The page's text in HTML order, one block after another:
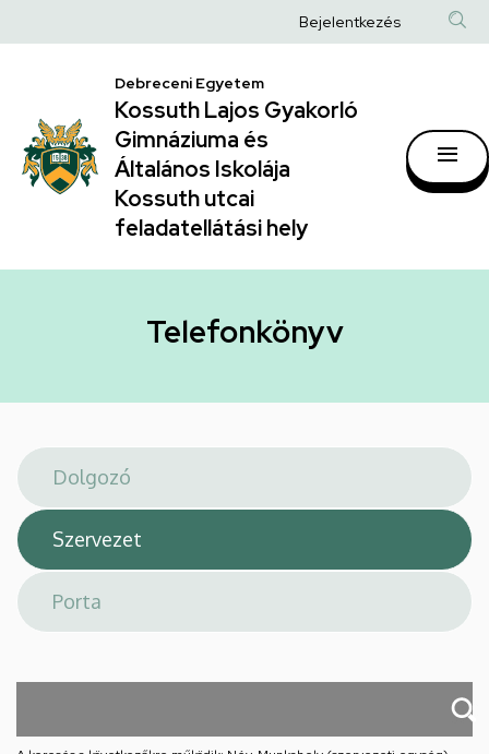
|
Kossuth
Lajos
Gyakorló
Gimnáziuma
Általános
hely
a
Anonim
fiók
Bejelentkezés
Debreceni Egyetem
Kossuth Lajos Gyakorló
Gimnáziuma és
Általános Iskolája
Kossuth utcai
feladatellátási hely
Telefonkönyv